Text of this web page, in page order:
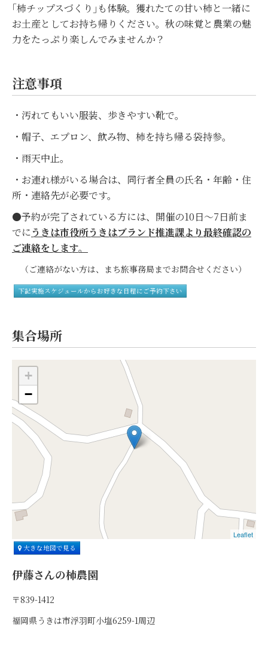
｢柿チップスづくり｣も体験。獲れたての甘い柿と一緒に
お土産としてお持ち帰りください。秋の味覚と農業の魅
力をたっぷり楽しんでみませんか？
注意事項
・汚れてもいい服装、歩きやすい靴で。
・帽子、エプロン、飲み物、柿を持ち帰る袋持参。
・雨天中止。
・お連れ様がいる場合は、同行者全員の氏名・年齢・住
所・連絡先が必要です。
●予約が完了されている方には、開催の10日～7日前ま
でにうきは市役所うきはブランド推進課より最終確認の
ご連絡をします。
（ご連絡がない方は、まち旅事務局までお問合せください）
下記実施スケジュールからお好きな日程にご予約下さい
集合場所
+
−
Leaflet
大きな地図で見る
伊藤さんの柿農園
〒839-1412
福岡県うきは市浮羽町小塩6259-1周辺